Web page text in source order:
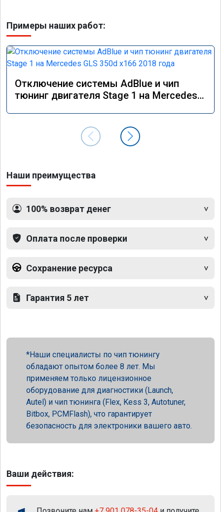
Примеры наших работ:
Отключение системы AdBlue и чип
тюнинг двигателя Stage 1 на Mercedes
Наши преимущества
100% возврат денег
Оплата после проверки
Сохранение ресурса
Гарантия 5 лет
Наши специалисты по чип тюнингу
обладают опытом более 8 лет. Мы
применяем только лицензионное
оборудование для диагностики (Launch,
Autel) и чип тюнинга (Flex, Kess 3, Autotuner,
Bitbox, PCMFlash), что гарантирует
безопасность для электроники вашего авто.
Ваши действия: